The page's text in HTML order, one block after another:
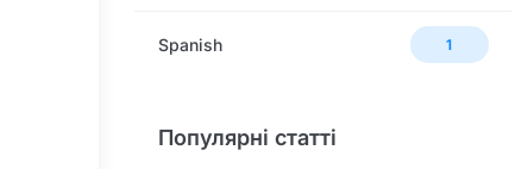
Spanish 1
Популярні статті